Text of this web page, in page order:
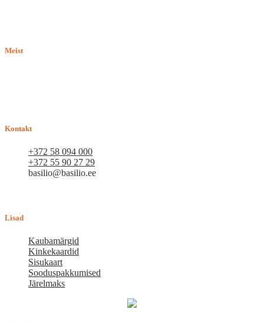
Meist
Kontakt
+372 58 094 000
+372 55 90 27 29
basilio@basilio.ee
Lisad
Kaubamärgid
Kinkekaardid
Sisukaart
Sooduspakkumised
Järelmaks